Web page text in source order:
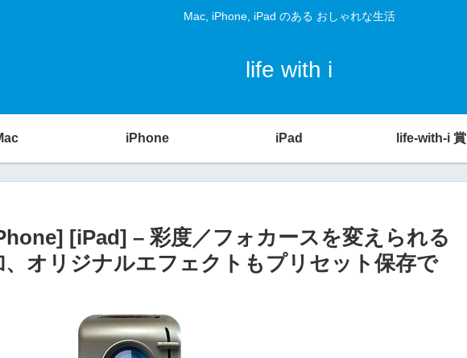
Mac, iPhone, iPad のある おしゃれな生活
life with i
iPhone iPad life-with-i 賞
[iPad] – 彩度／フォカースを変えられる
、オリジナルエフェクトもプリセット保存で